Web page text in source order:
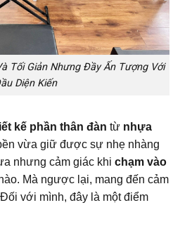
Tối Giản Nhưng Đầy Ấn Tượng Với
Diện Kiến
kế phần thân đàn từ nhựa
vừa giữ được sự nhẹ nhàng
nhưng cảm giác khi chạm vào
Mà ngược lại, mang đến cảm
với mình, đây là một điểm